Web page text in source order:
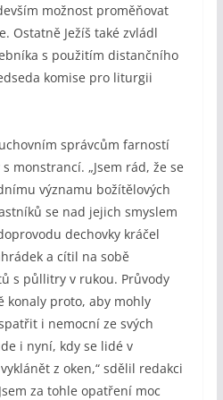
možnost proměňovat
Ostatně Ježíš také zvládl
s použitím distančního
komise pro liturgii
správcům farností
monstrancí. „Jsem rád, že se
významu božítělových
se nad jejich smyslem
dechovky kráčel
a cítil na sobě
s půllitry v rukou. Průvody
konaly proto, aby mohly
i nemocní ze svých
i nyní, kdy se lidé v
z oken,“ sdělil redakci
za tohle opatření moc